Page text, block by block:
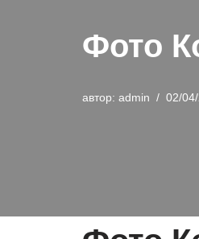
Фото
автор: admin 02/